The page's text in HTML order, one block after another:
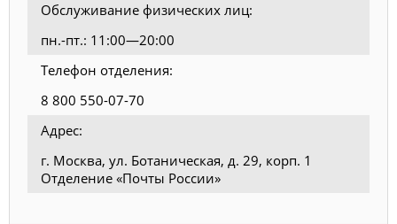
Обслуживание физических лиц:
пн.-пт.: 11:00—20:00
Телефон отделения:
8 800 550-07-70
Адрес:
г. Москва, ул. Ботаническая, д. 29, корп. 1
Отделение «Почты России»